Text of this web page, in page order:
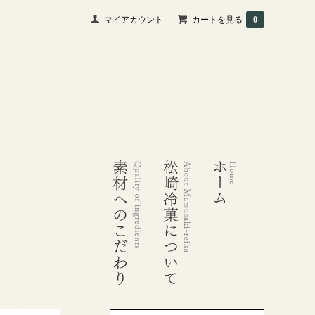
マイアカウント カートを見る 0
素材へのこだわり松崎冷菓について